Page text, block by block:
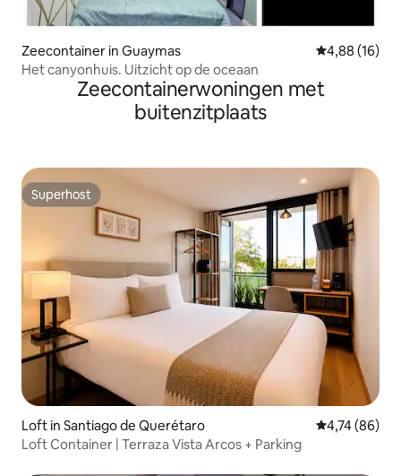
Zeecontainer in Guaymas Gemiddelde
4,88 (16)
Het canyonhuis. Uitzicht op de oceaan
Zeecontainerwoningen met
buitenzitplaats
Superhost
Superhost
Loft in Santiago de Querétaro Gemiddelde
4,74 (86)
Loft Container | Terraza Vista Arcos + Parking